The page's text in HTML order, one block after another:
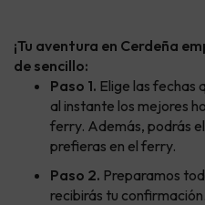
¡Tu aventura en Cerdeña
de sencillo:
Paso 1. Elige las fechas
al instante los mejores
ferry. Además, podrás
prefieras en el ferry.
Paso 2. Preparamos
recibirás tu